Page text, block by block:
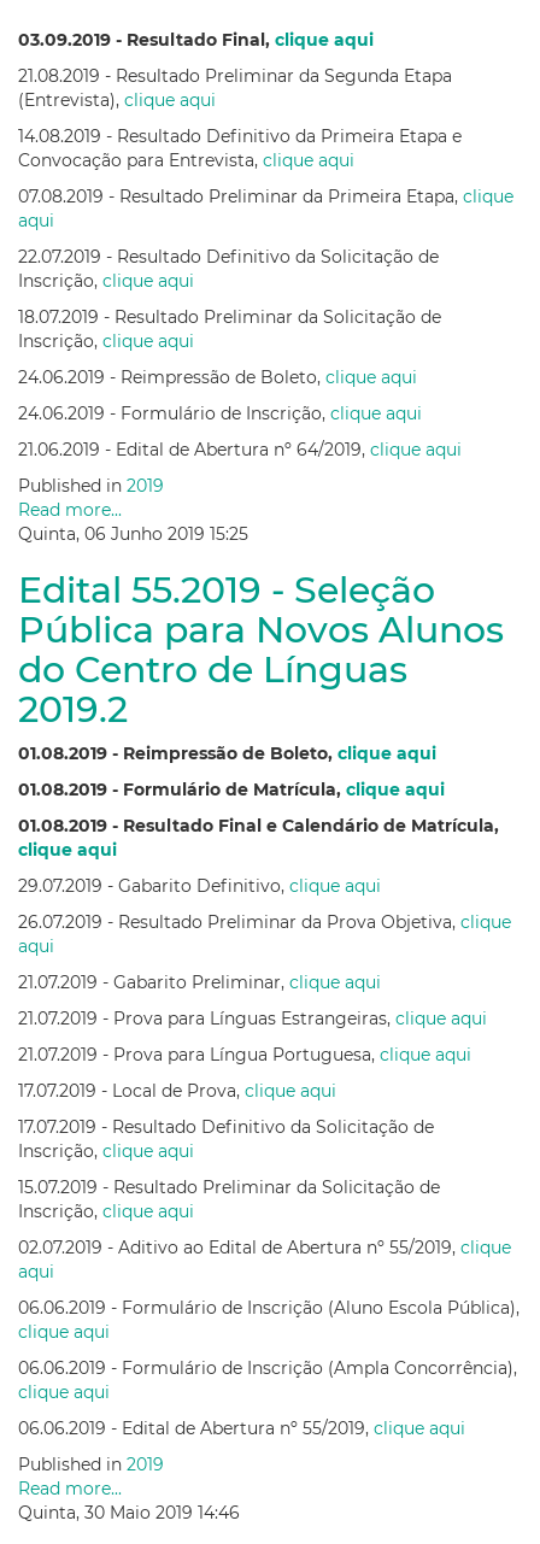
03.09.2019 - Resultado Final, clique aqui
21.08.2019 - Resultado Preliminar da Segunda Etapa
(Entrevista), clique aqui
14.08.2019 - Resultado Definitivo da Primeira Etapa e
Convocação para Entrevista, clique aqui
07.08.2019 - Resultado Preliminar da Primeira Etapa, clique
aqui
22.07.2019 - Resultado Definitivo da Solicitação de
Inscrição, clique aqui
18.07.2019 - Resultado Preliminar da Solicitação de
Inscrição, clique aqui
24.06.2019 - Reimpressão de Boleto, clique aqui
24.06.2019 - Formulário de Inscrição, clique aqui
21.06.2019 - Edital de Abertura nº 64/2019, clique aqui
Published in 2019
Read more...
Quinta, 06 Junho 2019 15:25
Edital 55.2019 - Seleção
Pública para Novos Alunos
do Centro de Línguas
2019.2
01.08.2019 - Reimpressão de Boleto, clique aqui
01.08.2019 - Formulário de Matrícula, clique aqui
01.08.2019 - Resultado Final e Calendário de Matrícula,
clique aqui
29.07.2019 - Gabarito Definitivo, clique aqui
26.07.2019 - Resultado Preliminar da Prova Objetiva, clique
aqui
21.07.2019 - Gabarito Preliminar, clique aqui
21.07.2019 - Prova para Línguas Estrangeiras, clique aqui
21.07.2019 - Prova para Língua Portuguesa, clique aqui
17.07.2019 - Local de Prova, clique aqui
17.07.2019 - Resultado Definitivo da Solicitação de
Inscrição, clique aqui
15.07.2019 - Resultado Preliminar da Solicitação de
Inscrição, clique aqui
02.07.2019 - Aditivo ao Edital de Abertura nº 55/2019, clique
aqui
06.06.2019 - Formulário de Inscrição (Aluno Escola Pública),
clique aqui
06.06.2019 - Formulário de Inscrição (Ampla Concorrência),
clique aqui
06.06.2019 - Edital de Abertura nº 55/2019, clique aqui
Published in 2019
Read more...
Quinta, 30 Maio 2019 14:46